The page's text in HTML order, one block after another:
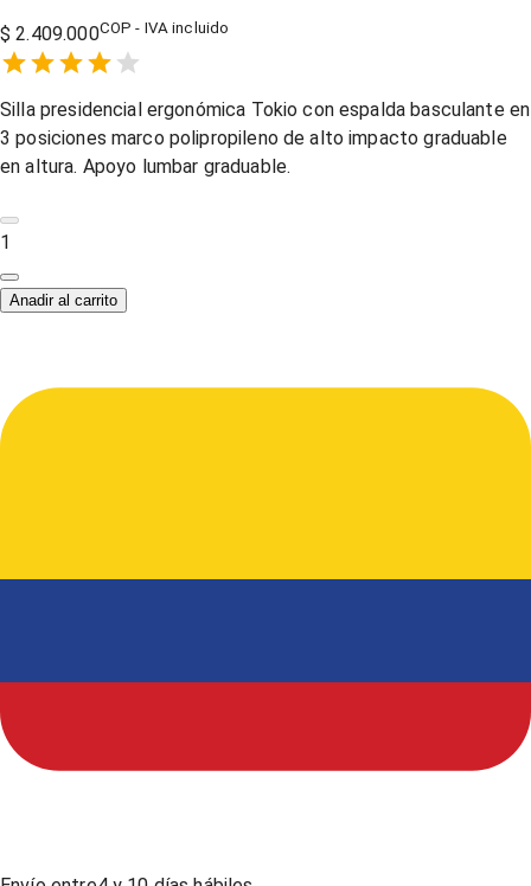
$ 2.409.000COP - IVA incluido
1 Star,
2 Stars,
3 Stars,
4 Stars,
5 Stars,
Silla presidencial ergonómica Tokio con espalda basculante en
3 posiciones marco polipropileno de alto impacto graduable
en altura. Apoyo lumbar graduable.
1
Anadir al carrito